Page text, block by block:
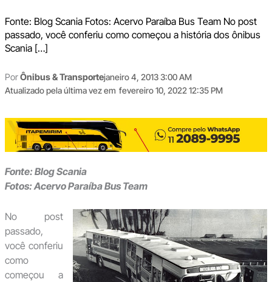
Fonte: Blog Scania Fotos: Acervo Paraíba Bus Team No post
passado, você conferiu como começou a história dos ônibus
Scania […]
PorÔnibus & Transportejaneiro 4, 2013 3:00 AM
Atualizado pela última vez em fevereiro 10, 2022 12:35 PM
Fonte: Blog Scania
Fotos: Acervo Paraíba Bus Team
No post
passado,
você conferiu
como
começou a